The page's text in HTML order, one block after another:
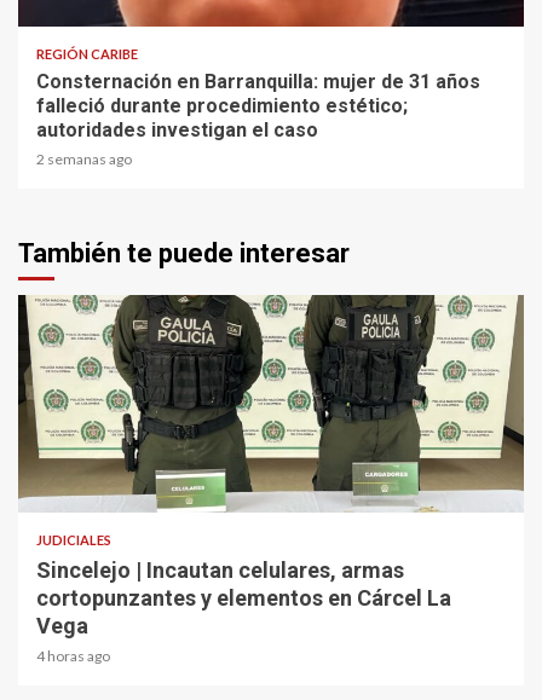
REGIÓN CARIBE
Consternación en Barranquilla: mujer de 31 años
falleció durante procedimiento estético;
autoridades investigan el caso
2 semanas ago
También te puede interesar
2 min read
JUDICIALES
Sincelejo | Incautan celulares, armas
cortopunzantes y elementos en Cárcel La
Vega
4 horas ago